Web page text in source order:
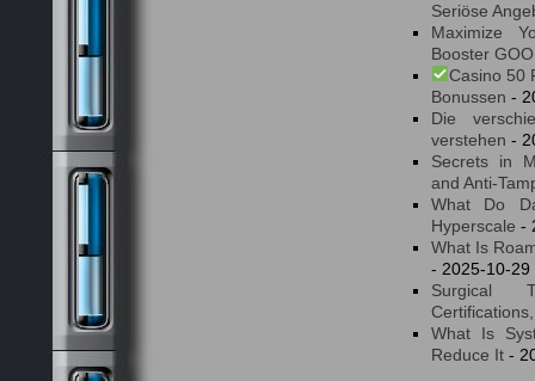
Seriöse
Maximize
Booster
Casino 50
Bonussen -
Die
verstehen -
Secrets in
and Anti-
What Do
Hyperscale -
What Is
- 2025-10-29
Surgical
What Is
Reduce It -